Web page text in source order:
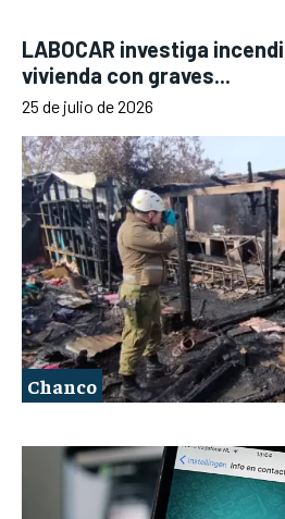
LABOCAR investiga
vivienda con graves...
25 de julio de 2026
Chanco